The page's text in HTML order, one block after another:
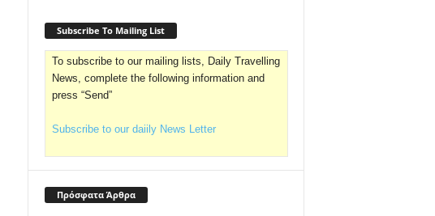
Subscribe To Mailing List
To subscribe to our mailing lists, Daily Travelling
News, complete the following information and
press “Send”
Subscribe to our daiily News Letter
Πρόσφατα Άρθρα